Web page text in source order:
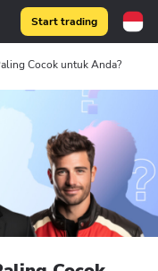
Start trading
Cocok untuk Anda?